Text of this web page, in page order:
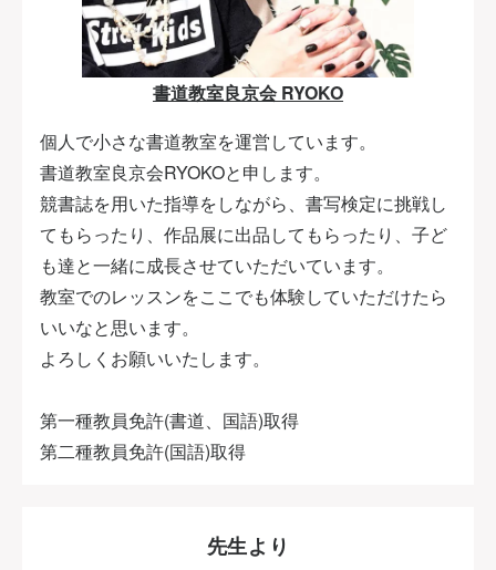
書道教室良京会 RYOKO
個人で小さな書道教室を運営しています。
書道教室良京会RYOKOと申します。
競書誌を用いた指導をしながら、書写検定に挑戦し
てもらったり、作品展に出品してもらったり、子ど
も達と一緒に成長させていただいています。
教室でのレッスンをここでも体験していただけたら
いいなと思います。
よろしくお願いいたします。
第一種教員免許(書道、国語)取得
第二種教員免許(国語)取得
先生より